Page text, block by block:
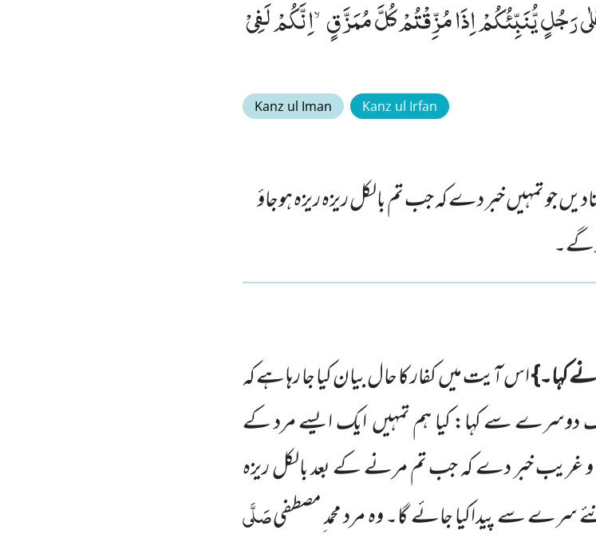
رَجُلٍ یُّنَبِّئُكُمْ اِذَا مُزِّقْتُمْ كُلَّ مُمَزَّقٍۙ-اِنَّكُمْ لَفِیْ
Kanz ul Iman Kanz ul Irfan
جو تمہیں خبر دے کہ جب تم بالکل ریزہ ریزہ ہوجاؤ
کہا۔}اس آیت میں کفار کا حال بیان کیا جا رہا ہے کہ
سے کہا: کیا ہم تمہیں ایک ایسے مرد کے
و غریب خبر دے کہ جب تم مرنے کے بعد بالکل ریزہ
سرے سے پیداکیا جائے گا۔ وہ مرد محمد ِمصطفیصَلَّی